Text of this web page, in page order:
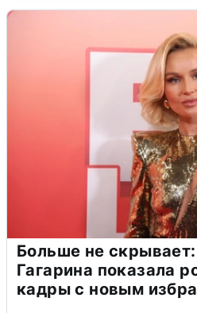
Больше не
Гагарина показала
кадры с новым